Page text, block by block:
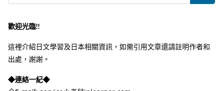
歡迎光臨!!
這裡介紹日文學習及日本相關資訊，如需引用文章還請註明作者和
出處，謝謝。
◆連絡一紀◆